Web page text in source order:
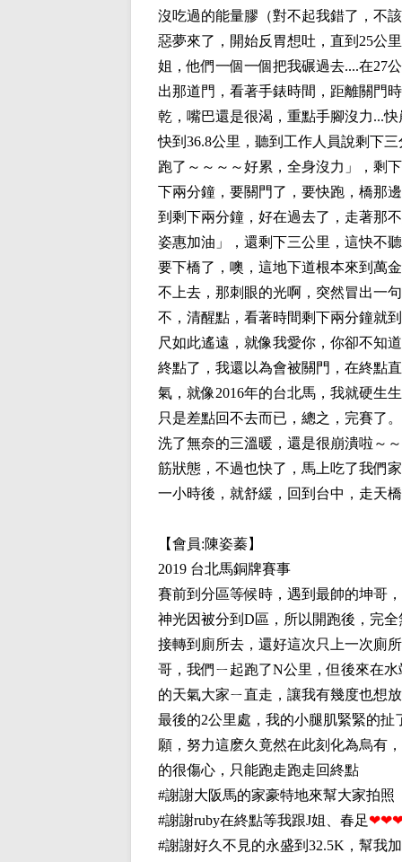
沒吃過的能量膠（對不起我錯了，不
惡夢來了，開始反胃想吐，直到25公
姐，他們一個一個把我碾過去....在27
出那道門，看著手錶時間，距離關門
乾，嘴巴還是很渴，重點手腳沒力...
快到36.8公里，聽到工作人員說剩下
跑了～～～～好累，全身沒力」，剩
下兩分鐘，要關門了，要快跑，橋那
到剩下兩分鐘，好在過去了，走著那
姿惠加油」，還剩下三公里，這快不
要下橋了，噢，這地下道根本來到萬
不上去，那刺眼的光啊，突然冒出一
不，清醒點，看著時間剩下兩分鐘就
尺如此遙遠，就像我愛你，你卻不知
終點了，我還以為會被關門，在終點
氣，就像2016年的台北馬，我就硬生
只是差點回不去而已，總之，完賽了。
洗了無奈的三溫暖，還是很崩潰啦～
筋狀態，不過也快了，馬上吃了我們
一小時後，就舒緩，回到台中，走天
【會員:陳姿蓁】
2019 台北馬銅牌賽事
賽前到分區等候時，遇到最帥的坤哥
神光因被分到D區，所以開跑後，完
接轉到廁所去，還好這次只上一次廁
哥，我們ㄧ起跑了N公里，但後來在
的天氣大家ㄧ直走，讓我有幾度也想
最後的2公里處，我的小腿肌緊緊的
願，努力這麽久竟然在此刻化為烏有
的很傷心，只能跑走跑走回終點
#謝謝大阪馬的家豪特地來幫大家拍照
#謝謝ruby在終點等我跟J姐、春足
#謝謝好久不見的永盛到32.5K，幫我